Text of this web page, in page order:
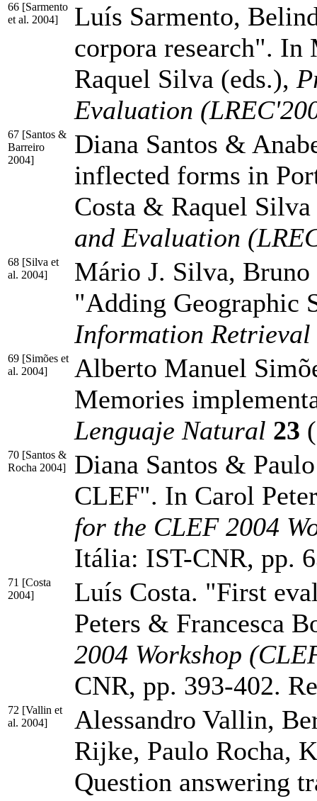
66 [Sarmento
et al. 2004]
Luís Sarmento,
corpora research". In
Raquel Silva (eds.),
Evaluation
67 [Santos &
Barreiro
2004]
Diana Santos &
inflected forms in
Costa & Raquel
and Evaluation
68 [Silva et
al. 2004]
Mário J. Silva,
"Adding Geographic
Information Retrieval
69 [Simões et
al. 2004]
Alberto Manuel
Memories
Lenguaje Natural 23
70 [Santos &
Rocha 2004]
Diana Santos &
CLEF". In Carol
for the CLEF 2004
Itália: IST-CNR, pp.
71 [Costa
2004]
Luís Costa. "First
Peters & Francesca
2004 Workshop
CNR, pp. 393-402.
72 [Vallin et
al. 2004]
Alessandro Vallin,
Rijke, Paulo Rocha,
Question answering